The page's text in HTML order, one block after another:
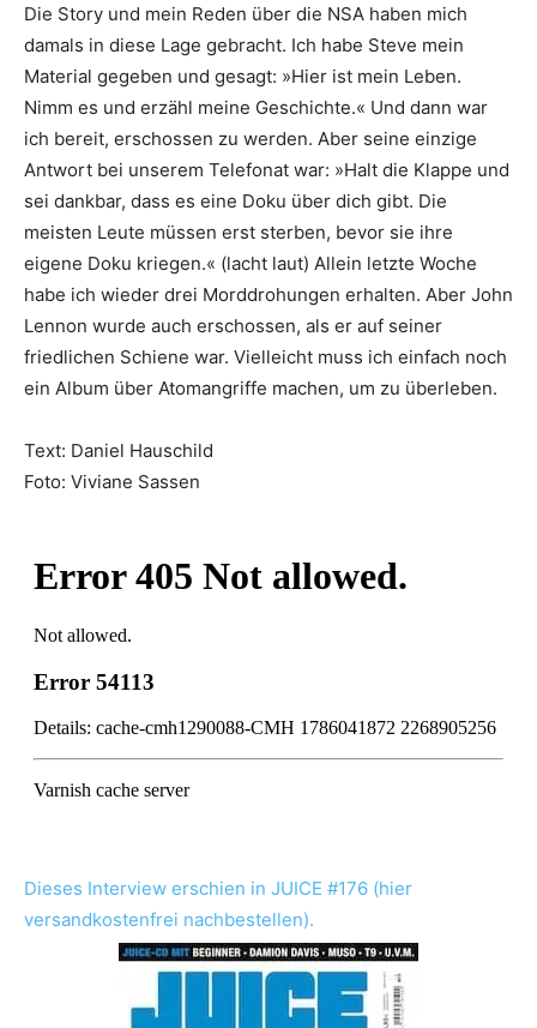
Die Story und mein Reden über die NSA haben mich
damals in diese Lage gebracht. Ich habe Steve mein
Material gegeben und gesagt: »Hier ist mein Leben.
Nimm es und erzähl meine Geschichte.« Und dann war
ich bereit, erschossen zu werden. Aber seine einzige
Antwort bei unserem Telefonat war: »Halt die Klappe und
sei dankbar, dass es eine Doku über dich gibt. Die
meisten Leute müssen erst sterben, bevor sie ihre
eigene Doku kriegen.« (lacht laut) Allein letzte Woche
habe ich wieder drei Morddrohungen erhalten. Aber John
Lennon wurde auch erschossen, als er auf seiner
friedlichen Schiene war. Vielleicht muss ich einfach noch
ein Album über Atomangriffe machen, um zu überleben.
Text: Daniel Hauschild
Foto: Viviane Sassen
Dieses Interview erschien in JUICE #176 (hier
versandkostenfrei nachbestellen).